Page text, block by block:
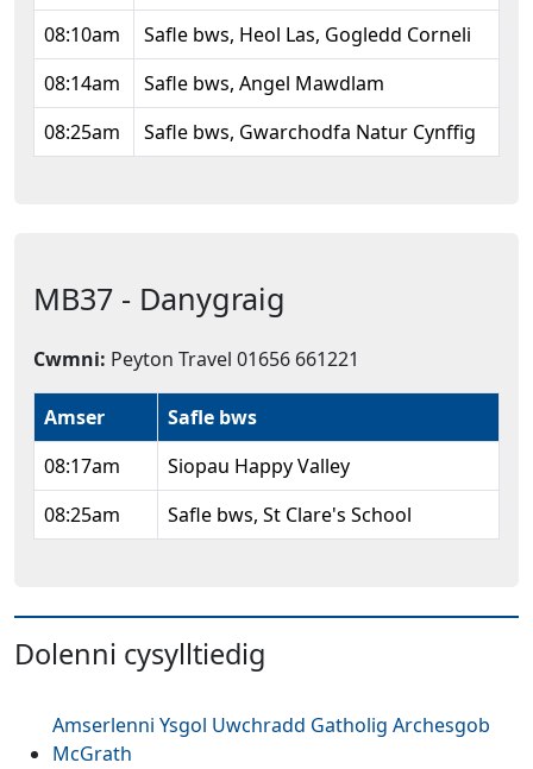
08:10am
Safle bws, Heol Las, Gogledd Corneli
08:14am
Safle bws, Angel Mawdlam
08:25am
Safle bws, Gwarchodfa Natur Cynffig
MB37 - Danygraig
Cwmni: Peyton Travel 01656 661221
Amser
Safle bws
08:17am
Siopau Happy Valley
08:25am
Safle bws, St Clare's School
Dolenni cysylltiedig
Amserlenni Ysgol Uwchradd Gatholig Archesgob
McGrath